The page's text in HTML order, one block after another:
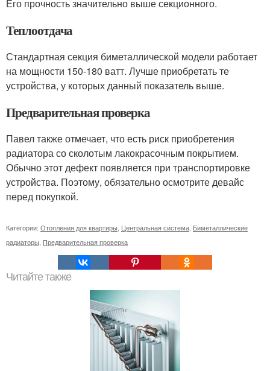
Его прочность значительно выше секционного.
Теплоотдача
Стандартная секция биметаллической модели работает
на мощности 150-180 ватт. Лучше приобретать те
устройства, у которых данный показатель выше.
Предварительная проверка
Павел также отмечает, что есть риск приобретения
радиатора со сколотым лакокрасочным покрытием.
Обычно этот дефект появляется при транспортировке
устройства. Поэтому, обязательно осмотрите девайс
перед покупкой.
Категории: Отопления для квартиры Центральная система Биметаллические
радиаторы Предварительная проверка
Читайте также